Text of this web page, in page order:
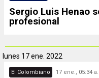
Sergio Luis Henao
profesional
lunes 17 ene. 2022
El Colombiano 17 ene., 05:34